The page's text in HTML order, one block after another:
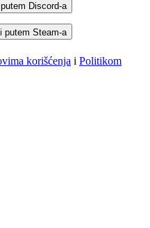
Discord-a
putem Steam-a
korišćenja i Politikom